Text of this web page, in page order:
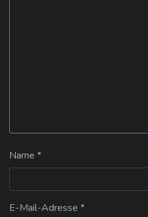
Name *
E-Mail-Adresse *